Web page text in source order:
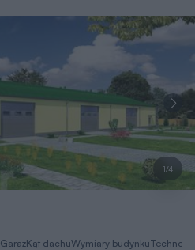
1/4
GarażKąt dachuWymiary budynku